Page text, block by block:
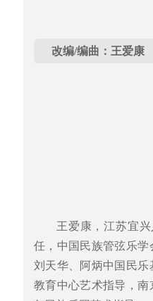
改编/编曲：王爱康
王爱康，江苏宜
任，中国民族管弦乐学
刘天华、阿炳中国民
教育中心艺术指导，